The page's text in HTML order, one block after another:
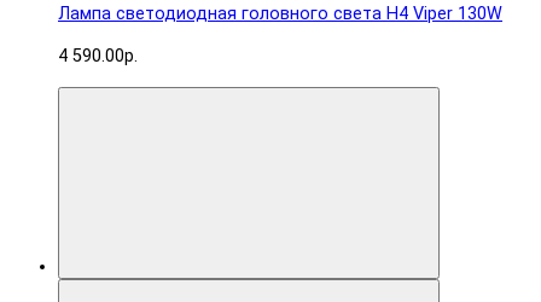
Лампа светодиодная головного света H4 Viper 130W
4 590.00р.